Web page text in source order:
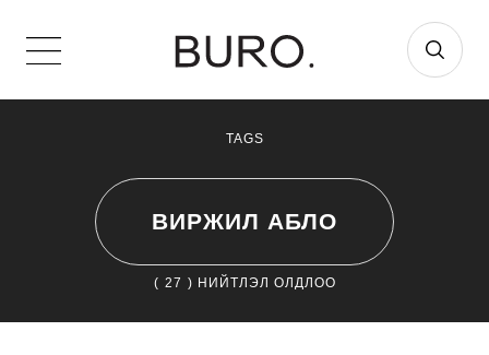
TAGS
ВИРЖИЛ АБЛО
( 27 ) НИЙТЛЭЛ ОЛДЛОО